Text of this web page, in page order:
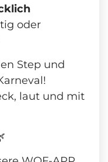
oder
Step und
laut und mit